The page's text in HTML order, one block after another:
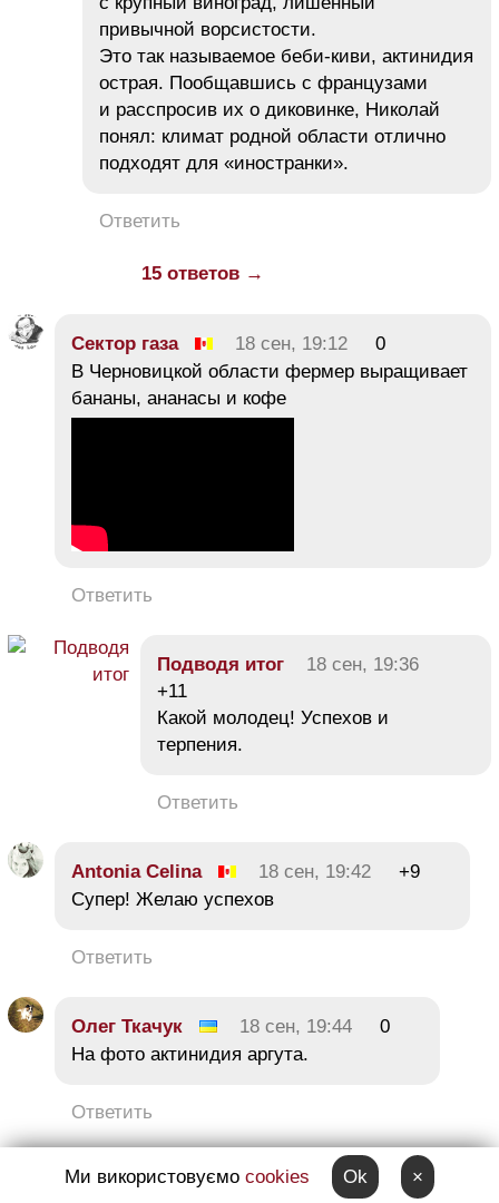
привычной ворсистости.
Это так называемое беби-киви, актинидия
острая. Пообщавшись с французами
и расспросив их о диковинке, Николай
понял: климат родной области отлично
подходят для «иностранки».
Ответить
15 ответов →
Сектор газа 18 сен, 19:12
0
В Черновицкой области фермер выращивает
бананы, ананасы и кофе
Ответить
Подводя итог
18 сен, 19:36
+11
Какой молодец! Успехов и
терпения.
Ответить
Antonia Celina 18 сен, 19:42
+9
Супер! Желаю успехов
Ответить
Олег Ткачук 18 сен, 19:44
0
На фото актинидия аргута.
Ответить
Гость101 18 сен, 19:47
+8
Ми використовуємо cookies Ok ×